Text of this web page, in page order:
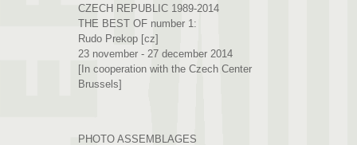
CZECH REPUBLIC 1989-2014
THE BEST OF number 1:
Rudo Prekop [cz]
23 november - 27 december 2014
[In cooperation with the Czech Center
Brussels]
PHOTO ASSEMBLAGES